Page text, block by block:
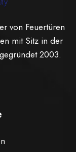
von Feuertüren
mit Sitz in der
2003.